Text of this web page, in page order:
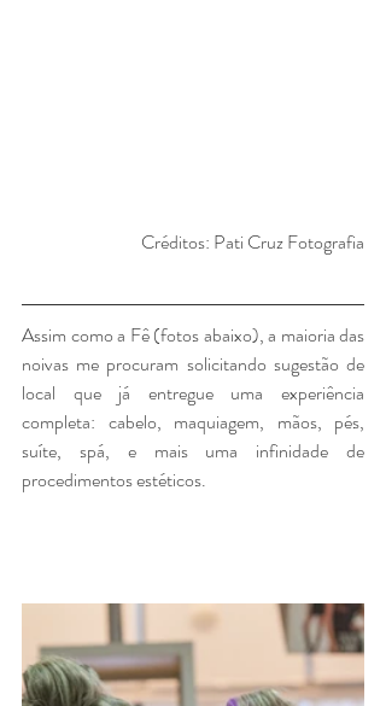
Créditos: Pati Cruz Fotografia
Assim como a Fê (fotos abaixo), a maioria das
noivas me procuram solicitando sugestão de
local que já entregue uma experiência
completa: cabelo, maquiagem, mãos, pés,
suíte, spá, e mais uma infinidade de
procedimentos estéticos.